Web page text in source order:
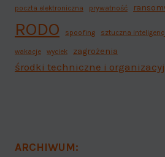
poczta elektroniczna prywatność
RODO spoofing sztuczna
wakacje wyciek zagrożenia
środki techniczne i
ARCHIWUM: